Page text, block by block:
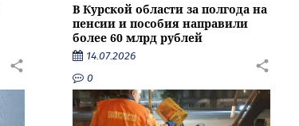
В Курской области за полгода на
пенсии и пособия направили
более 60 млрд рублей
14.07.2026
0